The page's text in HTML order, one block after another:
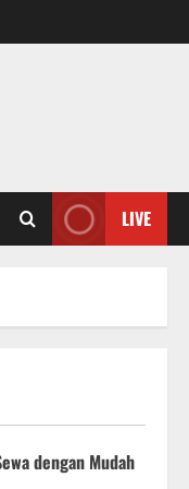
LIVE
dengan Mudah